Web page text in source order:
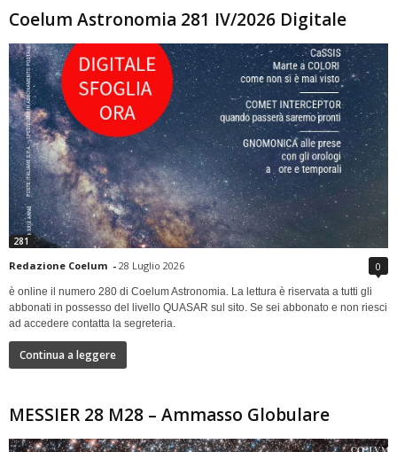
Coelum Astronomia 281 IV/2026 Digitale
281
Redazione Coelum - 28 Luglio 2026 0
è online il numero 280 di Coelum Astronomia. La lettura è riservata a tutti gli
abbonati in possesso del livello QUASAR sul sito. Se sei abbonato e non riesci
ad accedere contatta la segreteria.
Continua a leggere
MESSIER 28 M28 – Ammasso Globulare